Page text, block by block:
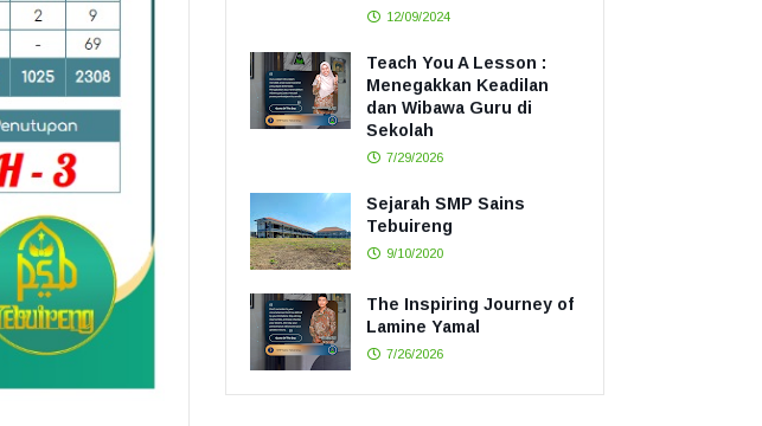
12/09/2024
Teach You A Lesson :
Menegakkan Keadilan
dan Wibawa Guru di
Sekolah
7/29/2026
Sejarah SMP Sains
Tebuireng
9/10/2020
The Inspiring Journey of
Lamine Yamal
7/26/2026